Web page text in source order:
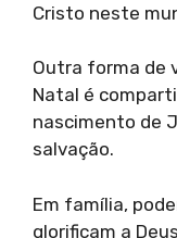
Cristo neste
Outra forma de
Natal é
nascimento de
salvação.
Em família,
glorificam a